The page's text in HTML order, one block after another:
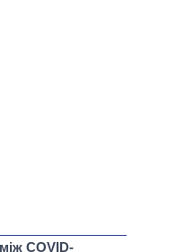
COVID-